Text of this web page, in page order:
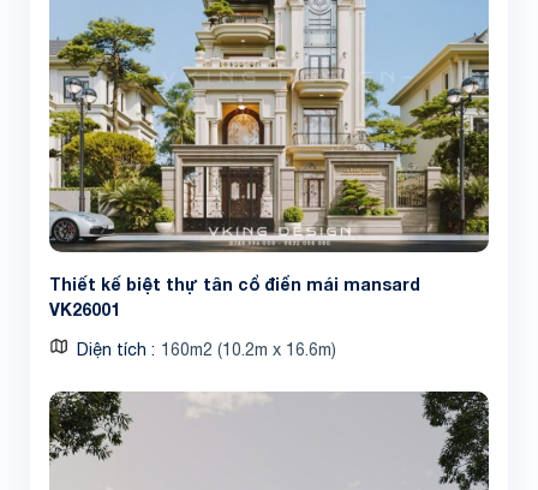
Thiết kế biệt thự tân cổ điển mái mansard
VK26001
Diện tích 160m2 (10.2m x 16.6m)